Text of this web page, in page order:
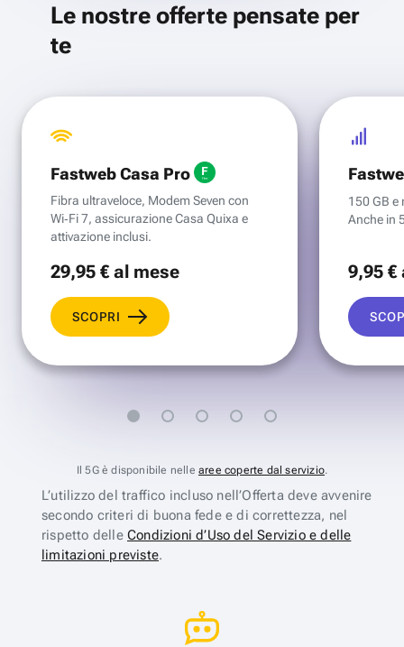
Le nostre offerte pensate per
te
Fastweb Casa Pro
Fibra ultraveloce, Modem Seven con
Wi‑Fi 7, assicurazione Casa Quixa e
attivazione inclusi.
29,95 €al mese
SCOPRI
150 GB e
Anche in
9,95 €
Il 5G è disponibile nelle aree coperte dal servizio.
L’utilizzo del traffico incluso nell’Offerta deve avvenire
secondo criteri di buona fede e di correttezza, nel
rispetto delle Condizioni d’Uso del Servizio e delle
limitazioni previste.